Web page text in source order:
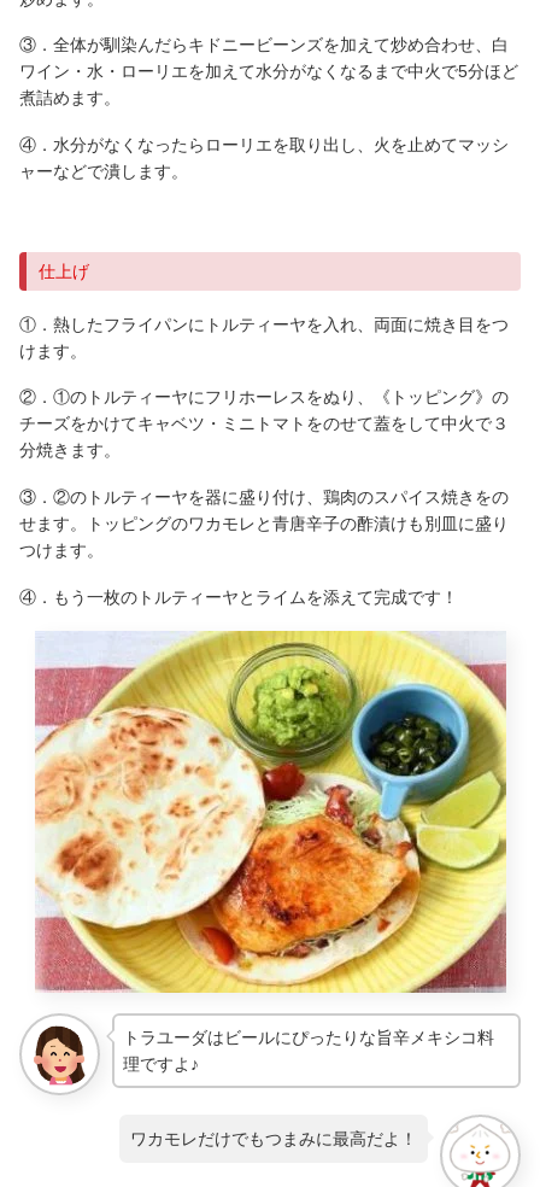
③．全体が馴染んだらキドニービーンズを加えて炒め合わせ、白
ワイン・水・ローリエを加えて水分がなくなるまで中火で5分ほど
煮詰めます。
④．水分がなくなったらローリエを取り出し、火を止めてマッシ
ャーなどで潰します。
仕上げ
①．熱したフライパンにトルティーヤを入れ、両面に焼き目をつ
けます。
②．①のトルティーヤにフリホーレスをぬり、《トッピング》の
チーズをかけてキャベツ・ミニトマトをのせて蓋をして中火で３
分焼きます。
③．②のトルティーヤを器に盛り付け、鶏肉のスパイス焼きをの
せます。トッピングのワカモレと青唐辛子の酢漬けも別皿に盛り
つけます。
④．もう一枚のトルティーヤとライムを添えて完成です！
トラユーダはビールにぴったりな旨辛メキシコ料
理ですよ♪
ワカモレだけでもつまみに最高だよ！